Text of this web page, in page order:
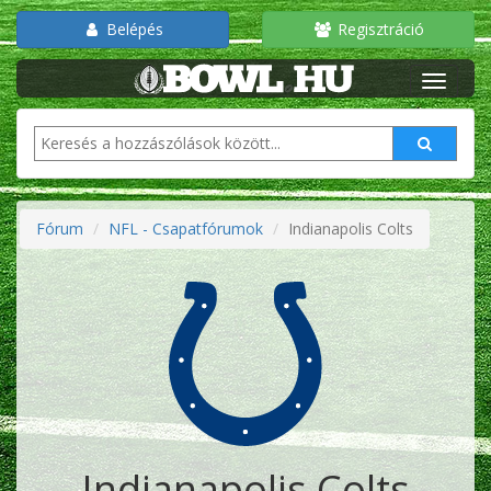
Belépés Regisztráció
Fórum NFL - Csapatfórumok Indianapolis Colts